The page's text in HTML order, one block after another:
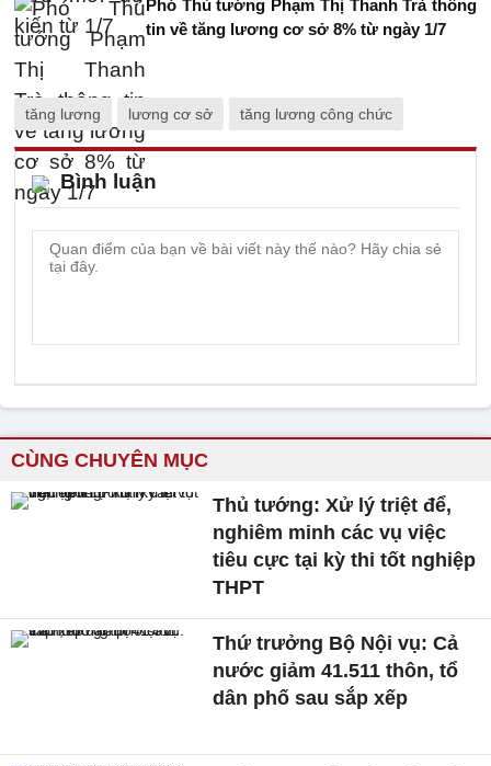
Phó Thủ tướng Phạm Thị Thanh Trà thông
tin về tăng lương cơ sở 8% từ ngày 1/7
tăng lương lương cơ sở tăng lương công chức
Bình luận
CÙNG CHUYÊN MỤC
Thủ tướng: Xử lý triệt để,
nghiêm minh các vụ việc
tiêu cực tại kỳ thi tốt nghiệp
THPT
Thứ trưởng Bộ Nội vụ: Cả
nước giảm 41.511 thôn, tổ
dân phố sau sắp xếp